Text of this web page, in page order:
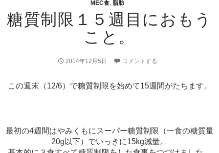
MEC食, 脂肪
糖質制限１５週目におもう
こと。
2014年12月5日 コメントする
この週末（12/6）で糖質制限を始めて15週間がたちます。
最初の4週間はやみくもにスーパー糖質制限（一食の糖質量
20g以下）でいっきに15kg減量。